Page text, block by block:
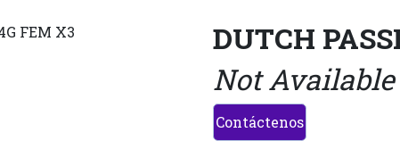
DUTCH
Not Available
Contáctenos